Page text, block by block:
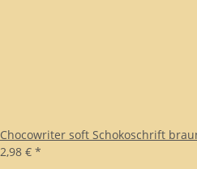
Chocowriter soft Schokoschrift
2,98 € *